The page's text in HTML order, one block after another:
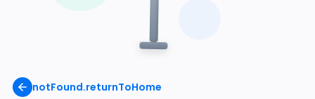
notFound.returnToHome